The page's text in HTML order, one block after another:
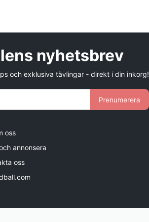
nyhetsbrev
och exklusiva tävlingar - direkt i din inkorg!
Prenumerera
oss
annonsera
oss